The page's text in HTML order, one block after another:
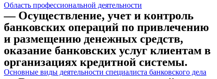
Область профессиональной деятельности
— Осуществление, учет и контроль
банковских операций по привлечению
и размещению денежных средств,
оказание банковских услуг клиентам в
организациях кредитной системы.
Основные виды деятельности специалиста банковского дела